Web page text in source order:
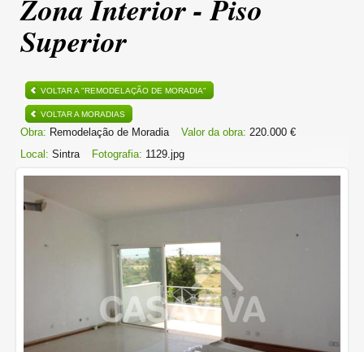
Zona Interior - Piso
Superior
VOLTAR A "REMODELAÇÃO DE MORADIA"
VOLTAR A MORADIAS
Obra: Remodelação de Moradia Valor da obra: 220.000 €
Local: Sintra Fotografia: 1129.jpg